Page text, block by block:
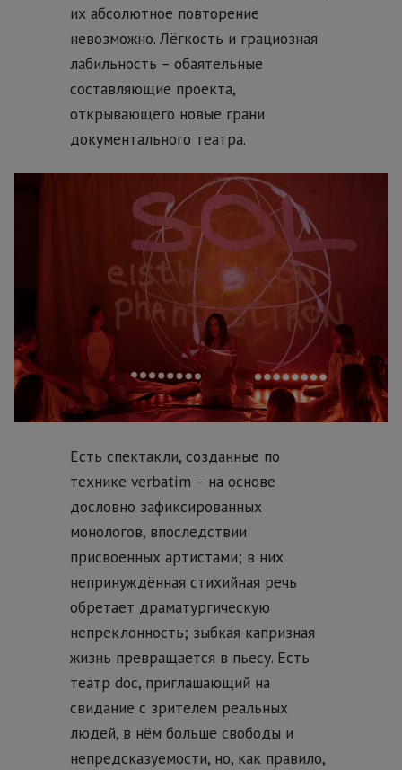
их абсолютное повторение
невозможно. Лёгкость и грациозная
лабильность – обаятельные
составляющие проекта,
открывающего новые грани
документального театра.
Есть спектакли, созданные по
технике verbatim – на основе
дословно зафиксированных
монологов, впоследствии
присвоенных артистами; в них
непринуждённая стихийная речь
обретает драматургическую
непреклонность; зыбкая капризная
жизнь превращается в пьесу. Есть
театр doc, приглашающий на
свидание с зрителем реальных
людей, в нём больше свободы и
непредсказуемости, но, как правило,